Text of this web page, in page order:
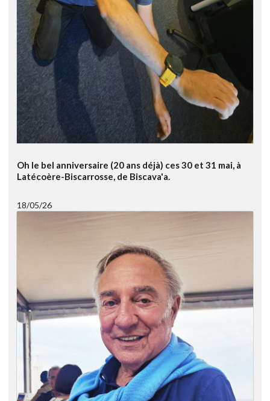
Oh le bel anniversaire (20 ans déjà) ces 30 et 31 mai, à
Latécoère-Biscarrosse, de Biscava'a.
18/05/26